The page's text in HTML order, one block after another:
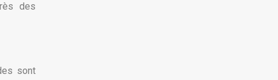
des
sont